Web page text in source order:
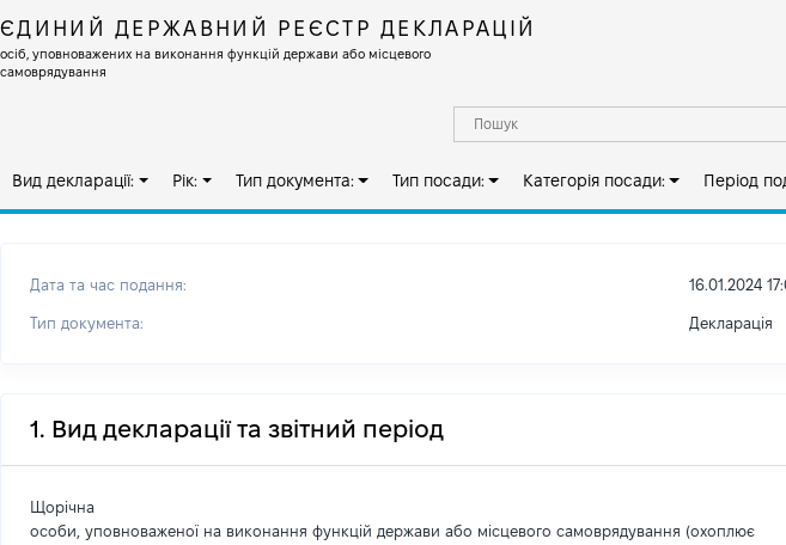
ЄДИНИЙ ДЕРЖАВНИЙ РЕЄСТР ДЕКЛАРАЦІЙ
осіб, уповноважених на виконання функцій держави або місцевого
самоврядування
Вид декларації: Рік: Тип документа: Тип посади: Категорія посади: Період
Дата та час подання: 16.01.2024
Тип документа: Декларація
1. Вид декларації та звітний період
Щорічна
особи, уповноваженої на виконання функцій держави або місцевого самоврядування (охоплює